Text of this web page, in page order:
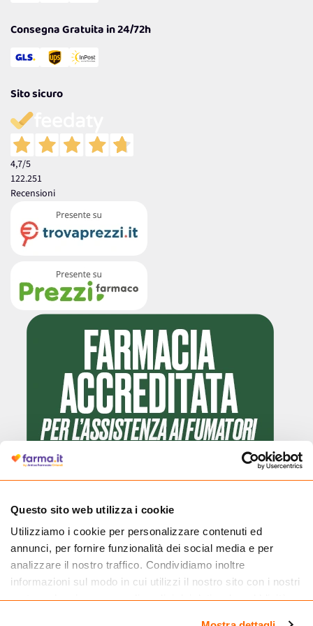
Questo sito web utilizza i cookie
Utilizziamo i cookie per personalizzare contenuti ed
annunci, per fornire funzionalità dei social media e per
analizzare il nostro traffico. Condividiamo inoltre
informazioni sul modo in cui utilizzi il nostro sito con i nostri
partner che si occupano di analisi dei dati web, pubblicità e
Consegna Gratuita in 24/72h
Sito sicuro
4,7/5
122.251
Recensioni
Cliccando il badge, puoi verificare che Farma.it è un'entità regolarmente
autorizzata dal Ministero della Salute a effettuare la vendita online di
medicinali.